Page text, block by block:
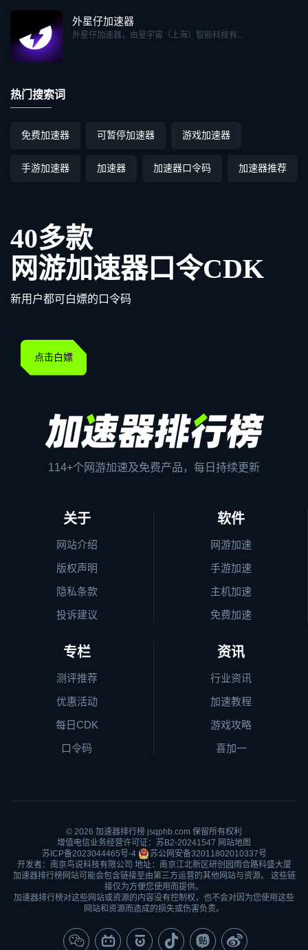
外星仔加速器
外星仔加速器，由星宇宙（上海）智能科技有...
热门搜索词
免费加速器 可暂停加速器 游戏加速器
手游加速器 加速器 加速器口令码 加速器推荐
40多款
网游加速器口令CDK
新用户都可白嫖的口令码
点击白嫖
114+个网游加速及免费产品，每日持续更新
关于
网站介绍
版权声明
隐私条款
投诉建议
软件
网游加速
手游加速
主机加速
免费加速
专栏
测评推荐
优惠活动
每日CDK
口令码
资讯
行业资讯
加速教程
游戏攻略
喜加一
© 2026 加速器排行榜 jsqphb.com 保留所有权利
增值电信业务经营许可证：苏B2-20241547 网站地图
苏ICP备2023044465号-4
苏公网安备32011802010337号
开发者：南京鸟说科技有限公司 地址：南京江北新区研创园雨合路科盛大厦
加速器排行榜网站可能会包含链接至由第三方运营的其他网站与资源。 这些链
接仅为方便您使用而提供。
加速器排行榜对这些网站或资源的内容没有控制权，也不会对因为您使用这些
网站和资源而造成的损失或伤害负责。